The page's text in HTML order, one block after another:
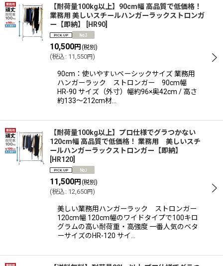
【耐荷量100kg以上】90cm幅 高品質で低価格！
業務用 美しいスチールハンガーラックストロンガ
ー【即納】
[HR90]
10,500円(税別)
(税込 : 11,550円)
90cm：使いやすいベーシックサイズ 業務用
ハンガーラック ストロンガー 90cm幅
HR-90 サイズ（外寸）幅約96×奥42cm / 高さ
約133〜212cm材…
【耐荷量100kg以上】プロ仕様でグラつかない
120cm幅 高品質で低価格！ 業務用 美しいスチ
ールハンガーラックストロンガー【即納】
[HR120]
11,500円(税別)
(税込 : 12,650円)
美しい業務用ハンガーラック ストロンガー
120cm幅 120cm幅のワイドタイプで100キロ
グラムの高い耐荷重・高強度 一番人気のベタ
ーサイズのHR-120 サイ…